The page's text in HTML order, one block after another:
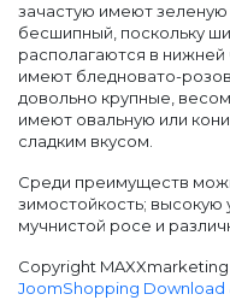
зачастую имеют
бесшипный, поскольку
располагаются в нижней
имеют бледновато-
довольно крупные,
имеют овальную или
сладким вкусом.
Среди преимуществ
зимостойкость; высокую
мучнистой росе и
Copyright
JoomShopping Download